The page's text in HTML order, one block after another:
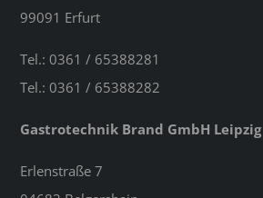
99091 Erfurt
Tel.: 0361 / 65388281
Tel.: 0361 / 65388282
Gastrotechnik Brand GmbH Leipzig
Erlenstraße 7